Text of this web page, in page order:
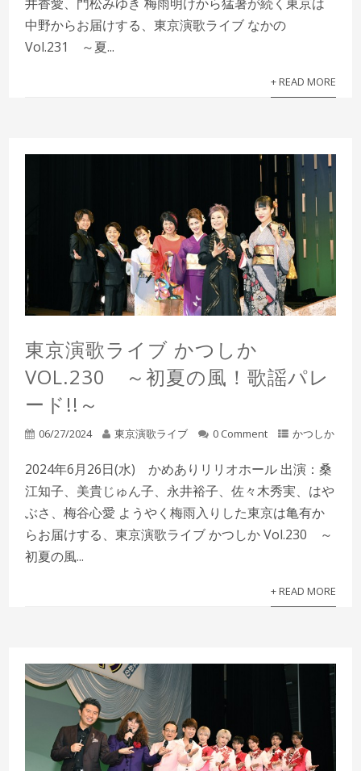
中野からお届けする、東京演歌ライブ なかの
Vol.231 ～夏...
+ READ MORE
東京演歌ライブ かつしか
VOL.230 ～初夏の風！歌謡パレ
ード!!～
06/27/2024 東京演歌ライブ 0 Comment かつしか
2024年6月26日(水) かめありリリオホール 出演：桑
江知子、美貴じゅん子、永井裕子、佐々木秀実、はや
ぶさ、梅谷心愛 ようやく梅雨入りした東京は亀有か
らお届けする、東京演歌ライブ かつしか Vol.230 ～
初夏の風...
+ READ MORE